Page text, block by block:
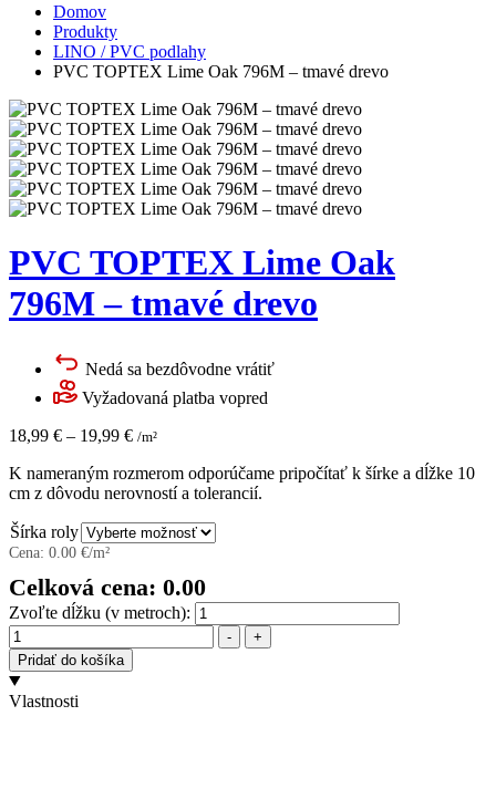
Domov
Produkty
LINO / PVC podlahy
PVC TOPTEX Lime Oak 796M – tmavé drevo
PVC TOPTEX Lime Oak
796M – tmavé drevo
Nedá sa bezdôvodne vrátiť
Vyžadovaná platba vopred
18,99 € – 19,99 € /m²
K nameraným rozmerom odporúčame pripočítať k šírke a dĺžke 10
cm z dôvodu nerovností a tolerancií.
Šírka roly
Cena: 0.00 €/m²
Celková cena: 0.00
Zvoľte dĺžku (v metroch):
Množstvo
-
+
Pridať do košíka
Vlastnosti